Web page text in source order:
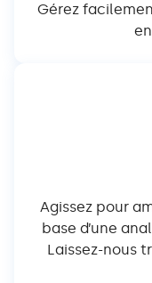
Gérez
Agissez pour
base d’une
Laissez-nous